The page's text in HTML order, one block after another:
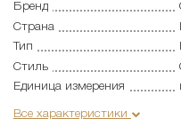
Бренд
Страна
Тип
Стиль
Единица измерения
Все характеристики